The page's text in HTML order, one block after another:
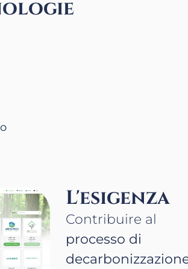
L'esigenza
Contribuire al
processo di